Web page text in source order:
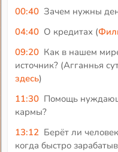
00:40 Зачем нужны
04:40 О кредитах (
09:20 Как в нашем
источник? (Агганнья
здесь)
11:30 Помощь
кармы?
13:12 Берёт ли
когда быстро